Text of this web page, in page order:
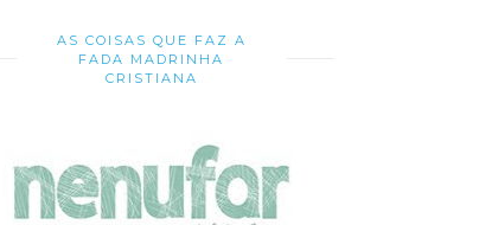
AS COISAS QUE FAZ A
FADA MADRINHA
CRISTIANA